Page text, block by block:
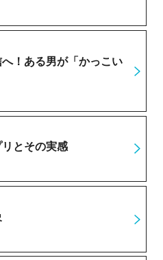
！ある男が「かっこい
とその実感